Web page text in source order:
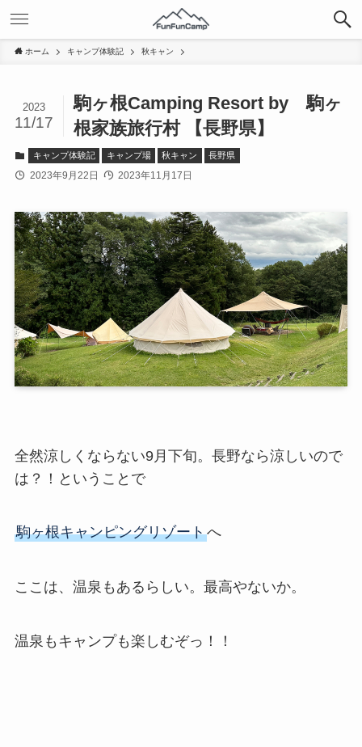
ホーム キャンプ体験記 秋キャン
駒ヶ根Camping Resort by 駒ヶ
根家族旅行村 【長野県】
2023
11/17
キャンプ体験記 キャンプ場 秋キャン 長野県
2023年9月22日 2023年11月17日
全然涼しくならない9月下旬。長野なら涼しいので
は？！ということで
駒ヶ根キャンピングリゾートへ
ここは、温泉もあるらしい。最高やないか。
温泉もキャンプも楽しむぞっ！！